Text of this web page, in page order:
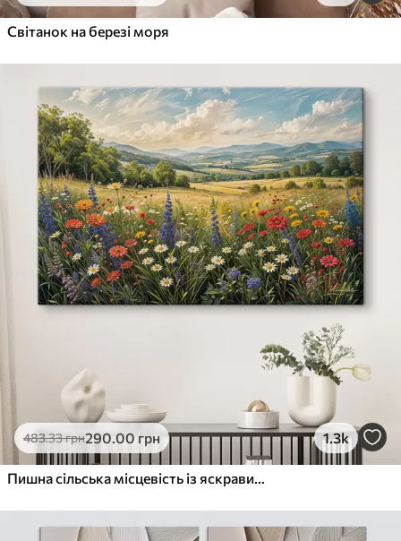
Світанок на березі моря
483.33грн290.00 грн 1.3k
Пишна сільська місцевість із яскравим лугом диких квітів, наповненим різнокольоровими квітами під хмарним небом